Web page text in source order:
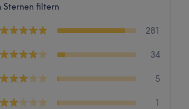
Sternen filtern
281
34
5
1